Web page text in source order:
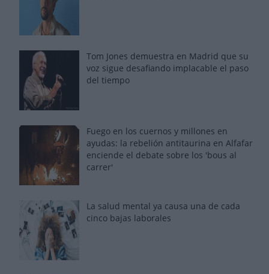
Tom Jones demuestra en Madrid que su
voz sigue desafiando implacable el paso
del tiempo
Fuego en los cuernos y millones en
ayudas: la rebelión antitaurina en Alfafar
enciende el debate sobre los 'bous al
carrer'
La salud mental ya causa una de cada
cinco bajas laborales